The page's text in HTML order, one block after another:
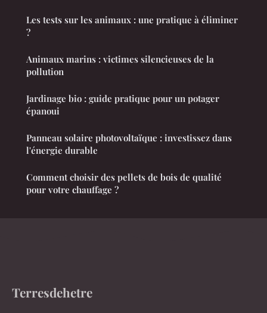
Les tests sur les animaux : une pratique à éliminer
?
Animaux marins : victimes silencieuses de la
pollution
Jardinage bio : guide pratique pour un potager
épanoui
Panneau solaire photovoltaïque : investissez dans
l'énergie durable
Comment choisir des pellets de bois de qualité
pour votre chauffage ?
Terresdehetre